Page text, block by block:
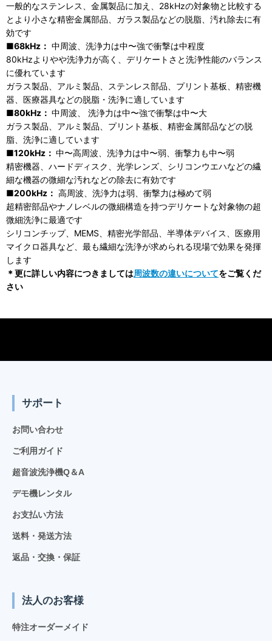
一般的なステンレス、金属製品に加え、28kHzの対象物と比較する
とより小さな精密金属部品、ガラス製品などの脱脂、汚れ除去に有
効です
■68kHz： 中周波、洗浄力は中〜強で衝撃は中程度
80kHzよりやや洗浄力が高く、デリケートさと洗浄性能のバランス
に優れています
ガラス製品、アルミ製品、ステンレス部品、プリント基板、精密機
器、医療器具などの脱脂・洗浄に適しています
■80kHz： 中周波、 洗浄力は中〜強で衝撃は中〜大
ガラス製品、アルミ製品、プリント基板、精密金属部品などの脱
脂、洗浄に適しています
■120kHz： 中〜高周波、洗浄力は中〜弱、衝撃力も中〜弱
精密機器、ハードディスク、光学レンズ、シリコンウエハなどの繊
細な機器の微細な汚れなどの除去に有効です
■200kHz： 高周波、洗浄力は弱、衝撃力は極めて弱
超精密部品やナノレベルの微細構造を持つデリケートな対象物の超
微細洗浄に最適です
シリコンチップ、MEMS、精密光学部品、半導体デバイス、医療用
マイクロ器具など、最も繊細な洗浄が求められる現場で効果を発揮
します
＊更に詳しい内容につきましては周波数の違いについてをご覧くだ
さい
サポート
お問い合わせ
ご利用ガイド
超音波洗浄機Q＆A
デモ機レンタル
お支払い方法
送料・発送方法
返品・交換・保証
法人のお客様
特注オーダーメイド